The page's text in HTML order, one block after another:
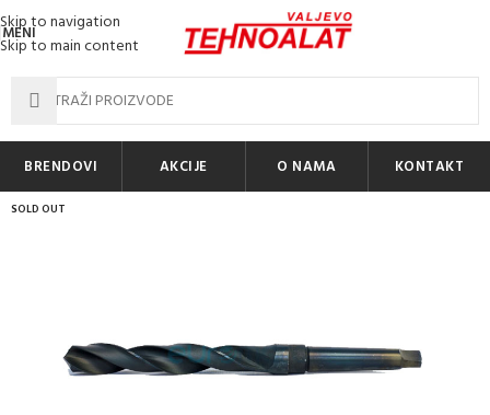
Skip to navigation
Skip to main content
MENI
BRENDOVI AKCIJE O NAMA KONTAKT
SOLD OUT